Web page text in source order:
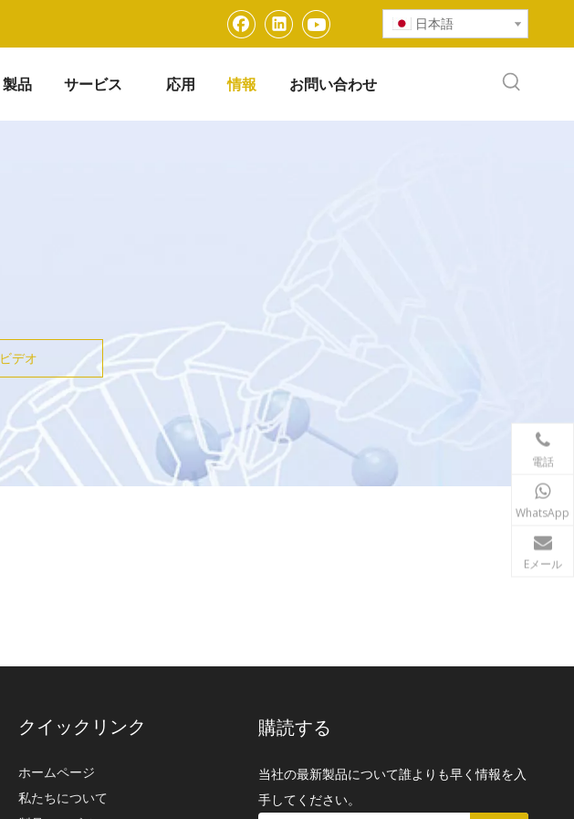
日本語
製品 サービス 応用 情報 お問い合わせ
ビデオ
電話
WhatsApp
Eメール
クイックリンク
ホームページ
私たちについて
購読する
当社の最新製品について誰よりも早く情報を入
手してください。